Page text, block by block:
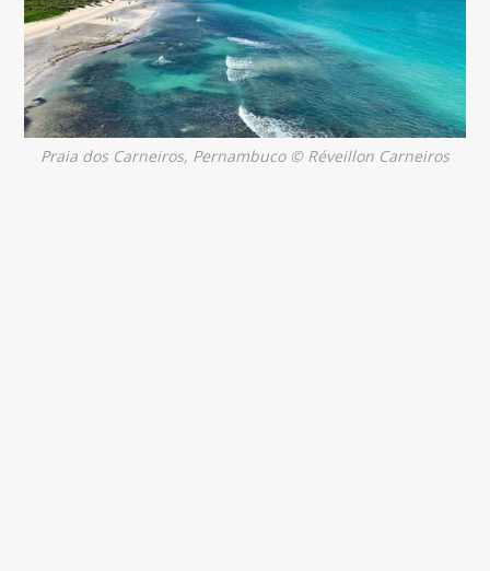
Praia dos Carneiros, Pernambuco © Réveillon Carneiros